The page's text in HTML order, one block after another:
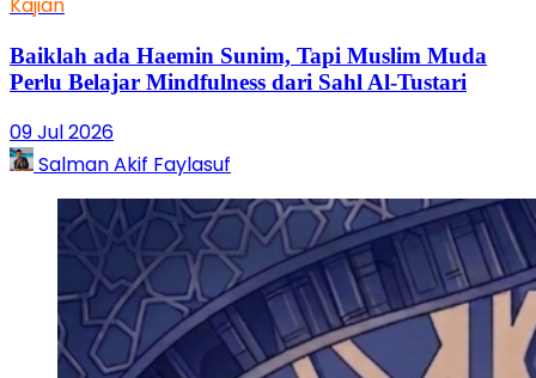
Baiklah ada Haemin Sunim, Tapi Muslim Muda
Perlu Belajar Mindfulness dari Sahl Al-Tustari
09 Jul 2026
Salman Akif Faylasuf